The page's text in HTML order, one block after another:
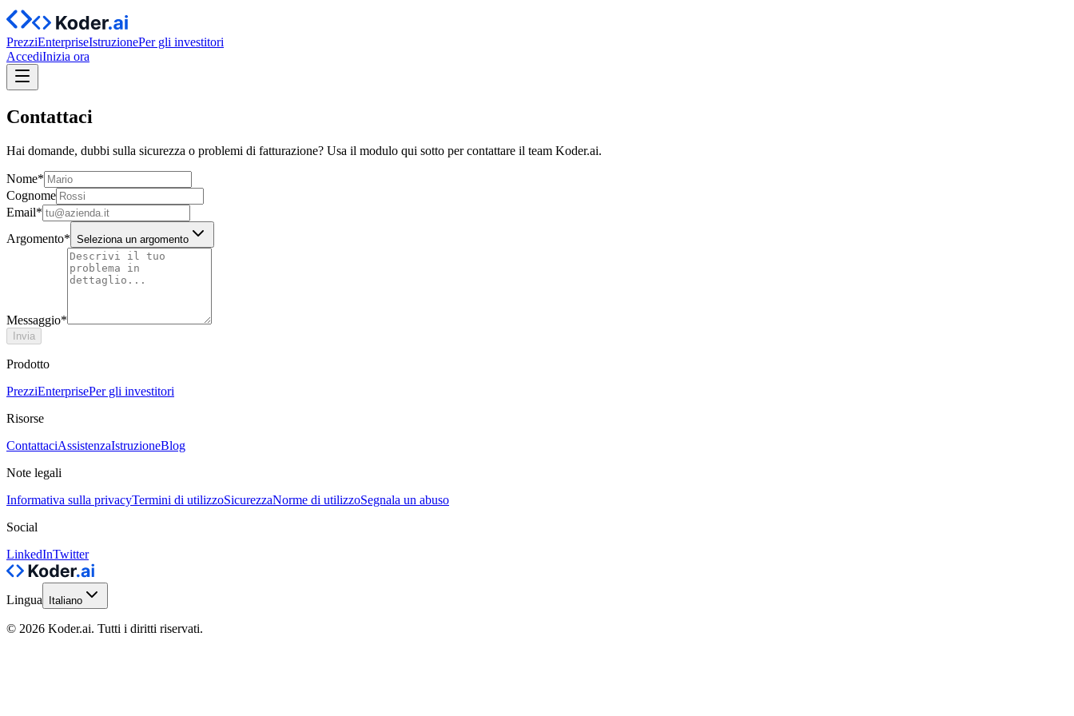
PrezziEnterpriseIstruzionePer gli investitori
AccediInizia ora
Contattaci
Hai domande, dubbi sulla sicurezza o problemi di fatturazione? Usa il modulo qui sotto per contattare il team Koder.ai.
Nome*
Cognome
Email*
Argomento* Seleziona un argomento
Messaggio*
Invia
Prodotto
PrezziEnterprisePer gli investitori
Risorse
ContattaciAssistenzaIstruzioneBlog
Note legali
Informativa sulla privacyTermini di utilizzoSicurezzaNorme di utilizzoSegnala un abuso
Social
LinkedInTwitter
Lingua Italiano
© 2026 Koder.ai. Tutti i diritti riservati.